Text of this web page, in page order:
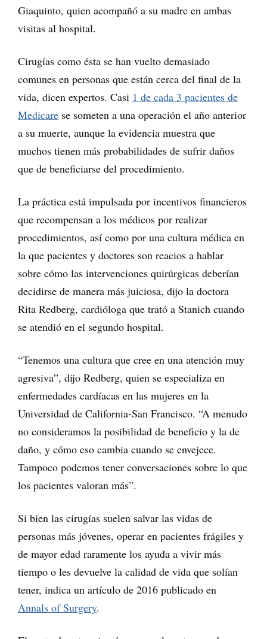
Giaquinto, quien acompañó a su madre en ambas
visitas al hospital.
Cirugías como ésta se han vuelto demasiado
comunes en personas que están cerca del final de la
vida, dicen expertos. Casi 1 de cada 3 pacientes de
Medicare se someten a una operación el año anterior
a su muerte, aunque la evidencia muestra que
muchos tienen más probabilidades de sufrir daños
que de beneficiarse del procedimiento.
La práctica está impulsada por incentivos financieros
que recompensan a los médicos por realizar
procedimientos, así como por una cultura médica en
la que pacientes y doctores son reacios a hablar
sobre cómo las intervenciones quirúrgicas deberían
decidirse de manera más juiciosa, dijo la doctora
Rita Redberg, cardióloga que trató a Stanich cuando
se atendió en el segundo hospital.
“Tenemos una cultura que cree en una atención muy
agresiva”, dijo Redberg, quien se especializa en
enfermedades cardíacas en las mujeres en la
Universidad de California-San Francisco. “A menudo
no consideramos la posibilidad de beneficio y la de
daño, y cómo eso cambia cuando se envejece.
Tampoco podemos tener conversaciones sobre lo que
los pacientes valoran más”.
Si bien las cirugías suelen salvar las vidas de
personas más jóvenes, operar en pacientes frágiles y
de mayor edad raramente los ayuda a vivir más
tiempo o les devuelve la calidad de vida que solían
tener, indica un artículo de 2016 publicado en
Annals of Surgery.